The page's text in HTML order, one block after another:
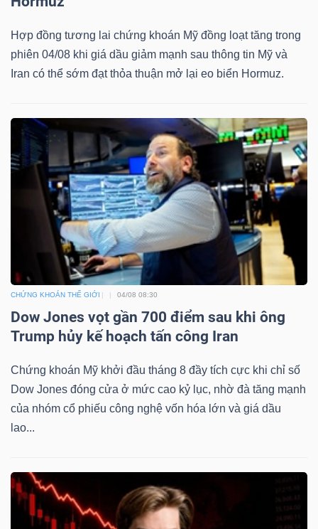
Hợp đồng tương lai chứng khoán Mỹ đồng loạt tăng trong
phiên 04/08 khi giá dầu giảm mạnh sau thông tin Mỹ và
Iran có thể sớm đạt thỏa thuận mở lại eo biển Hormuz.
CHỨNG KHOÁN THẾ GIỚI 04/08 08:30
Dow Jones vọt gần 700 điểm sau khi ông
Trump hủy kế hoạch tấn công Iran
Chứng khoán Mỹ khởi đầu tháng 8 đầy tích cực khi chỉ số
Dow Jones đóng cửa ở mức cao kỷ lục, nhờ đà tăng mạnh
của nhóm cổ phiếu công nghệ vốn hóa lớn và giá dầu
lao...